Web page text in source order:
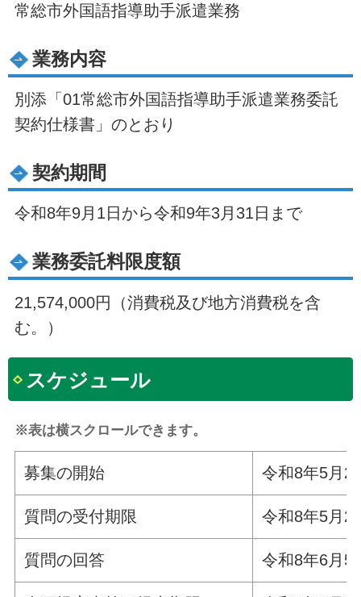
常総市外国語指導助手派遣業務
業務内容
別添「01常総市外国語指導助手派遣業務委託
契約仕様書」のとおり
契約期間
令和8年9月1日から令和9年3月31日まで
業務委託料限度額
21,574,000円（消費税及び地方消費税を含
む。）
スケジュール
※表は横スクロールできます。
募集の開始 令和8年5月
質問の受付期限 令和8年5月
質問の回答 令和8年6月5